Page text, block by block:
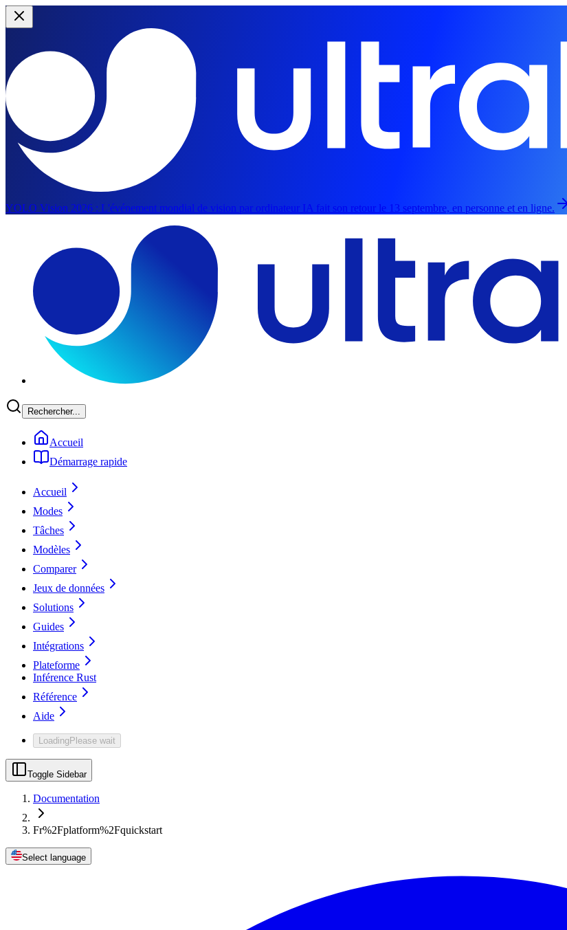
YOLO Vision 2026 : L'événement mondial de vision par ordinateur IA fait son retour le 13 septembre, en personne et en ligne.
Rechercher...
Accueil
Démarrage rapide
Accueil
Modes
Tâches
Modèles
Comparer
Jeux de données
Solutions
Guides
Intégrations
Plateforme
Inférence Rust
Référence
Aide
LoadingPlease wait
Toggle Sidebar
Documentation
Fr%2Fplatform%2Fquickstart
Select language